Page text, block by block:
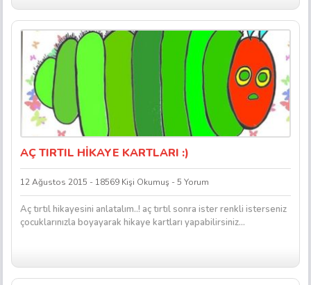
AÇ TIRTIL HİKAYE KARTLARI :)
12 Ağustos 2015 - 18569 Kişi Okumuş - 5 Yorum
Aç tırtıl hikayesini anlatalım..! aç tırtıl sonra ister renkli isterseniz
çocuklarınızla boyayarak hikaye kartları yapabilirsiniz…